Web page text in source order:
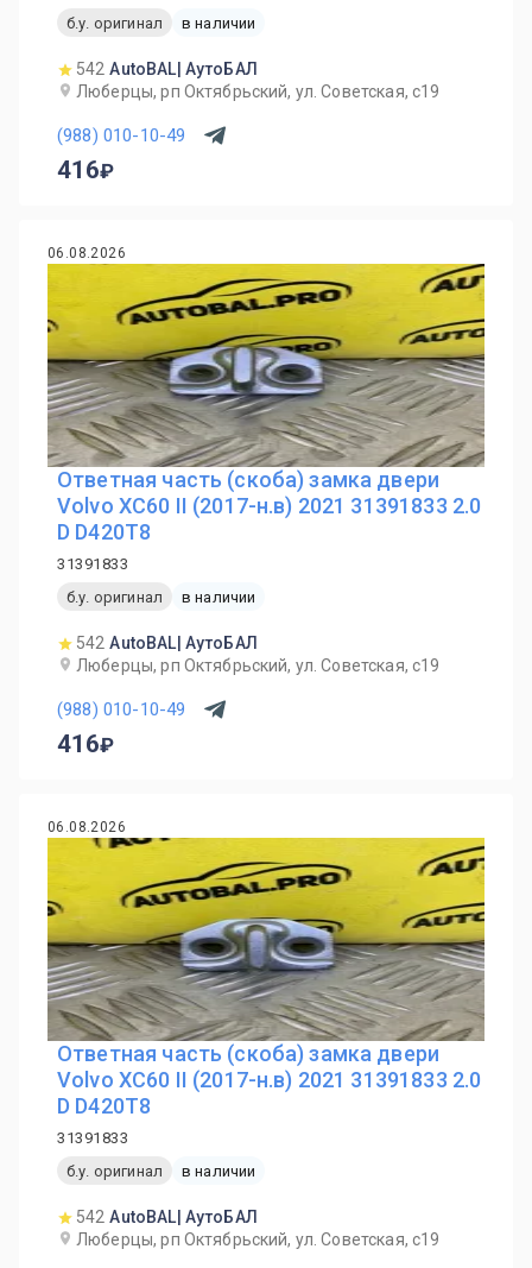
б.у. оригинал
в наличии
542 AutoBAL| АутоБАЛ
Люберцы, рп Октябрьский, ул. Советская, с19
(988) 010-10-49
416
06.08.2026
Ответная часть (скоба) замка двери
Volvo XC60 II (2017-н.в) 2021 31391833 2.0
D D420T8
31391833
б.у. оригинал
в наличии
542 AutoBAL| АутоБАЛ
Люберцы, рп Октябрьский, ул. Советская, с19
(988) 010-10-49
416
06.08.2026
Ответная часть (скоба) замка двери
Volvo XC60 II (2017-н.в) 2021 31391833 2.0
D D420T8
31391833
б.у. оригинал
в наличии
542 AutoBAL| АутоБАЛ
Люберцы, рп Октябрьский, ул. Советская, с19